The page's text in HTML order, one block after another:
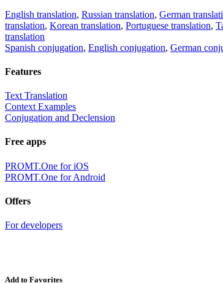
English translation, Russian translation, German
translation, Korean translation, Portuguese translation,
translation
Spanish conjugation, English conjugation, German
Features
Text Translation
Context Examples
Conjugation and Declension
Free apps
PROMT.One for iOS
PROMT.One for Android
Offers
For developers
Add to Favorites